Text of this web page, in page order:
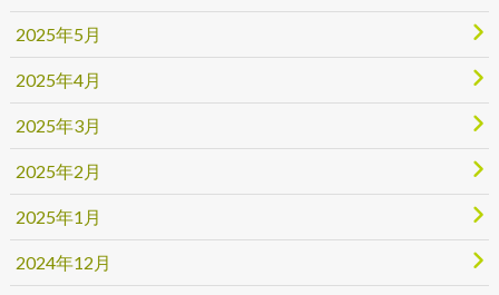
2025年5月
2025年4月
2025年3月
2025年2月
2025年1月
2024年12月